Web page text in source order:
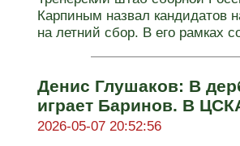
Карпиным назвал кандидатов
на летний сбор. В его рамках
Денис Глушаков: В
играет Баринов. В
2026-05-07 20:52:56